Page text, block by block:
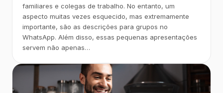
familiares e colegas de trabalho. No entanto, um
aspecto muitas vezes esquecido, mas extremamente
importante, são as descrições para grupos no
WhatsApp. Além disso, essas pequenas apresentações
servem não apenas…